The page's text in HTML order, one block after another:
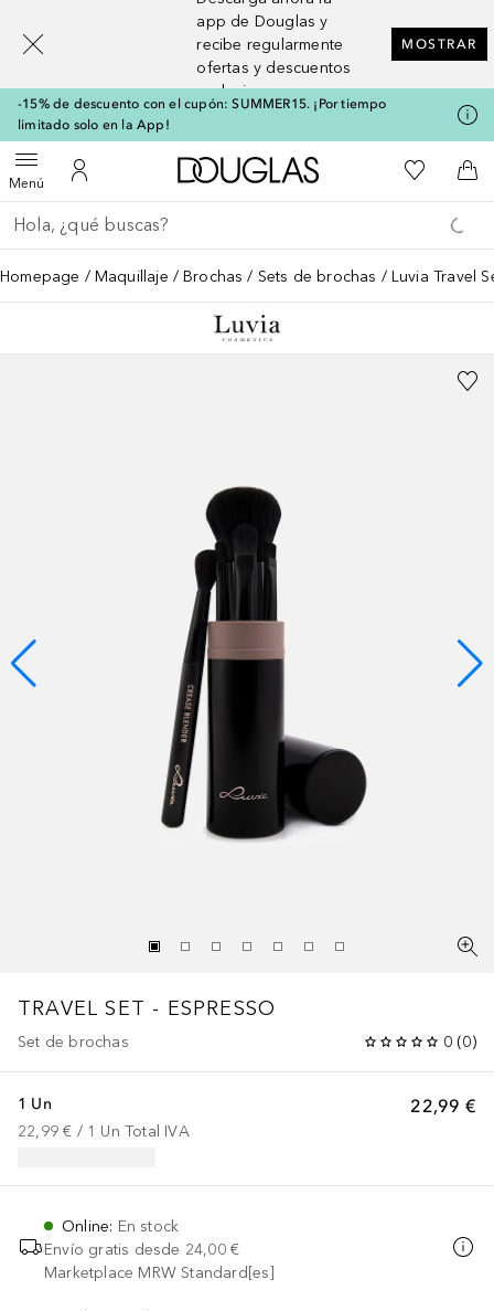
app de Douglas y
recibe regularmente
ofertas y descuentos
exclusivos
MOSTRAR
-15% de descuento con el cupón: SUMMER15. ¡Por tiempo
limitado solo en la App!
MenúAbrir menúMi cuenta
A Douglas HomeMi lista de
A
Regresar
Ejecutar búsqueda
Homepage Maquillaje Brochas Sets de brochas Luvia Travel
TRAVEL SET - ESPRESSO
Set de brochas 0 (0)
22,99 €
1 Un
22,99 € / 1 Un Total IVA
Online: En stock
Envío gratis desde 24,00 €
Marketplace MRW Standard[es]
[navigation.slideout.screenreader]